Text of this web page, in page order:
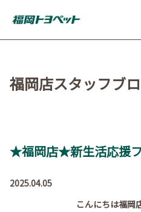
福岡店スタッフブ
★福岡店★新生活応援
2025.04.05
こんにちは福岡